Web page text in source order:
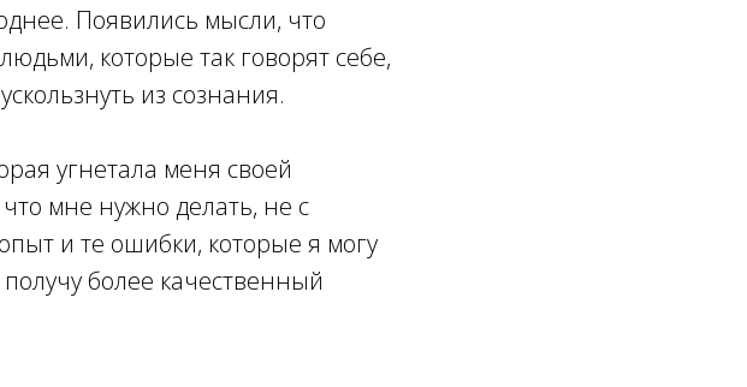
Появились мысли, что
которые так говорят себе,
из сознания.
угнетала меня своей
мне нужно делать, не с
и те ошибки, которые я могу
более качественный